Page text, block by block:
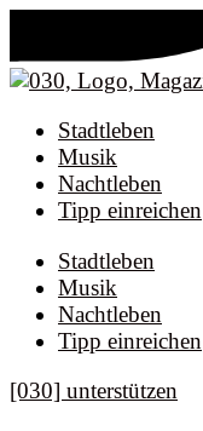
Stadtleben
Musik
Nachtleben
Tipp einreichen
Stadtleben
Musik
Nachtleben
Tipp einreichen
[030] unterstützen